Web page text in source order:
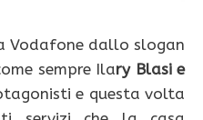
Vodafone dallo slogan
sempre Ilary Blasi e
e questa volta